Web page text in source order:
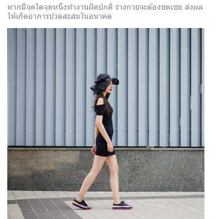
หากมีจุดใดจุดหนึ่งทำงานผิดปกติ ร่างกายจะต้องชดเชย ส่งผล
ให้เกิดอาการปวดสะสมในอนาคต